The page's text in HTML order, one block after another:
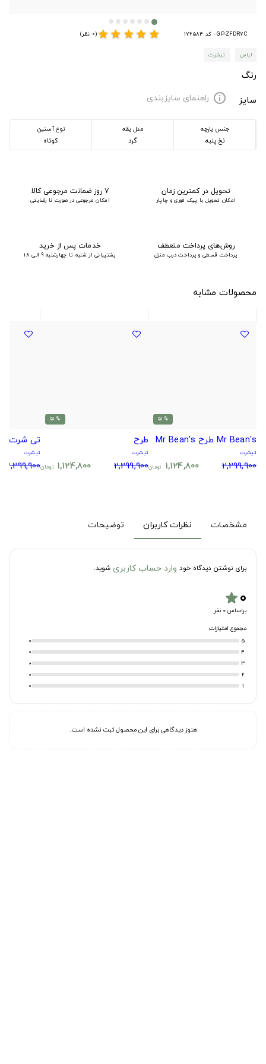
GP-ZFDR7C - کد 176584 star
star
star
star
star(0 نظر)
لباس تیشرت
رنگ
سایز
info راهنمای سایزبندی
جنس پارچه
نخ پنبه
مدل یقه
گرد
نوع آستین
کوتاه
تحویل در کمترین زمان
امکان تحویل با پیک فوری و چاپار
۷ روز ضمانت مرجوعی کالا
امکان مرجوعی در صورت نا رضایتی
روش‌های پرداخت منعطف
پرداخت قسطی و پرداخت درب منزل
خدمات پس از خرید
پشتیبانی از شنبه تا چهارشنبه 9 الی 18
محصولات مشابه
% 51
Mr Bean's طرح Mr Bean's
تیشرت
2,299,900
1,124,800 تومان
% 51
طرح
تیشرت
2,299,900
1,124,800 تومان
تی شرت
تیشرت
2,299,900
مشخصات نظرات کاربران توضیحات
برای نوشتن دیدگاه خود وارد حساب کاربری شوید.
۰star
براساس 0 نفر
مجموع امتیازات
5
0
4
0
3
0
2
0
1
0
هنوز دیدگاهی برای این محصول ثبت نشده است.